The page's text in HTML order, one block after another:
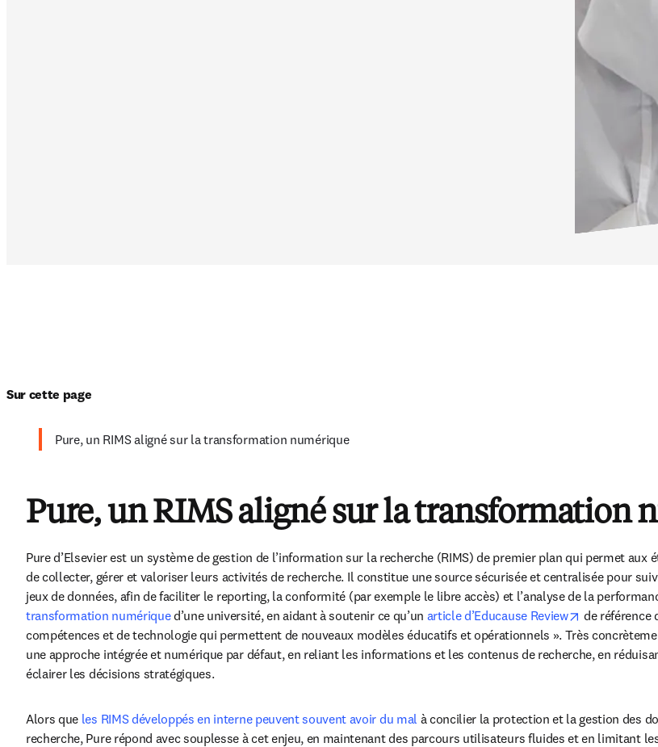
Sur cette page
Pure, un RIMS aligné sur la transformation numérique
Pure, un RIMS aligné sur la transformation
Pure d’Elsevier est un système de gestion de l’information sur la recherche (RIMS) de premier plan qui permet
de collecter, gérer et valoriser leurs activités de recherche. Il constitue une source sécurisée et centralisée pour
transformation numérique d’une université, en aidant à soutenir ce qu’un article d’Educause Review opens in
de référence
compétences et de technologie qui permettent de nouveaux modèles éducatifs et opérationnels ». Très
une approche intégrée et numérique par défaut, en reliant les informations et les contenus de recherche, en
éclairer les décisions stratégiques.
Alors que les RIMS développés en interne peuvent souvent avoir du mal à concilier la protection et la gestion des
recherche, Pure répond avec souplesse à cet enjeu, en maintenant des parcours utilisateurs fluides et en limitant